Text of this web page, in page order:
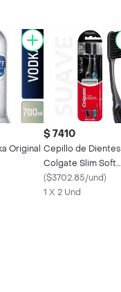
Original
$ 7410
Cepillo de Dientes
Colgate Slim Soft
Black 2 Und
($3702.85/und)
1 X 2 Und